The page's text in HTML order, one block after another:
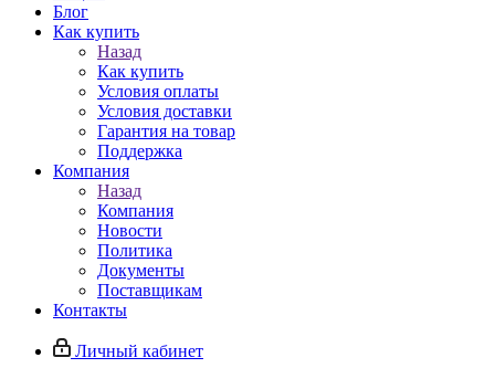
Блог
Как купить
Назад
Как купить
Условия оплаты
Условия доставки
Гарантия на товар
Поддержка
Компания
Назад
Компания
Новости
Политика
Документы
Поставщикам
Контакты
Личный кабинет